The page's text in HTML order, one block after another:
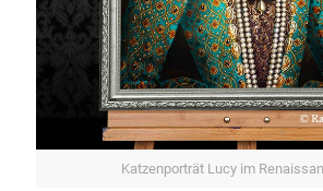
Katzenporträt Lucy im